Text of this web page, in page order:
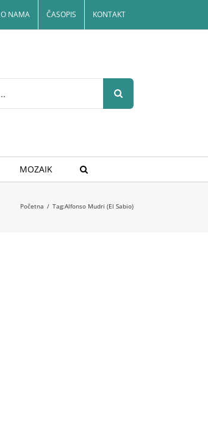
O NAMA ČASOPIS KONTAKT
MOZAIK
Početna / Tag:Alfonso Mudri (El Sabio)